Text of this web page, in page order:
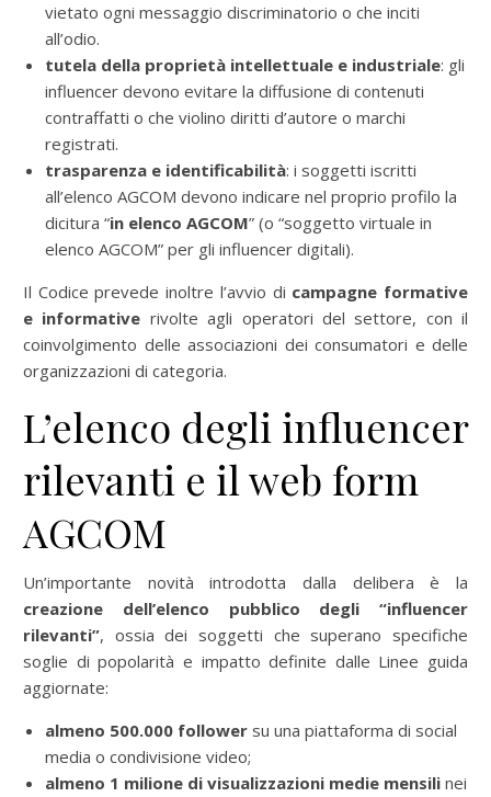
vietato ogni messaggio discriminatorio o che inciti
all’odio.
tutela della proprietà intellettuale e industriale: gli
influencer devono evitare la diffusione di contenuti
contraffatti o che violino diritti d’autore o marchi
registrati.
trasparenza e identificabilità: i soggetti iscritti
all’elenco AGCOM devono indicare nel proprio profilo la
dicitura “in elenco AGCOM” (o “soggetto virtuale in
elenco AGCOM” per gli influencer digitali).
Il Codice prevede inoltre l’avvio di campagne formative
e informative rivolte agli operatori del settore, con il
coinvolgimento delle associazioni dei consumatori e delle
organizzazioni di categoria.
L’elenco degli influencer
rilevanti e il web form
AGCOM
Un’importante novità introdotta dalla delibera è la
creazione dell’elenco pubblico degli “influencer
rilevanti”, ossia dei soggetti che superano specifiche
soglie di popolarità e impatto definite dalle Linee guida
aggiornate:
almeno 500.000 follower su una piattaforma di social
media o condivisione video;
almeno 1 milione di visualizzazioni medie mensili nei